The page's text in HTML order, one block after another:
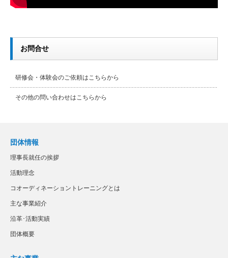
お問合せ
研修会・体験会のご依頼はこちらから
その他の問い合わせはこちらから
団体情報
理事長就任の挨拶
活動理念
コオーディネーショントレーニングとは
主な事業紹介
沿革･活動実績
団体概要